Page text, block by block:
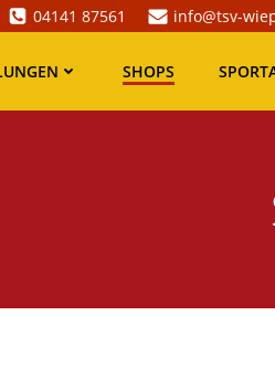
04141 87561 info@tsv-
SHOPS